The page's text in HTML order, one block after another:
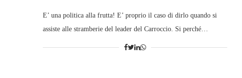
E’ una politica alla frutta! E’ proprio il caso di dirlo quando si
assiste alle stramberie del leader del Carroccio. Si perché…